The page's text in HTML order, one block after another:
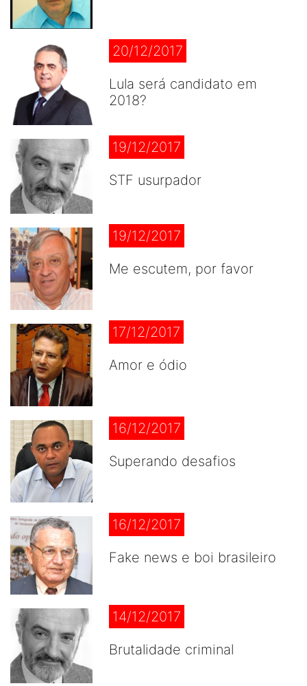
20/12/2017
Lula será candidato em
2018?
19/12/2017
STF usurpador
19/12/2017
Me escutem, por favor
17/12/2017
Amor e ódio
16/12/2017
Superando desafios
16/12/2017
Fake news e boi brasileiro
14/12/2017
Brutalidade criminal